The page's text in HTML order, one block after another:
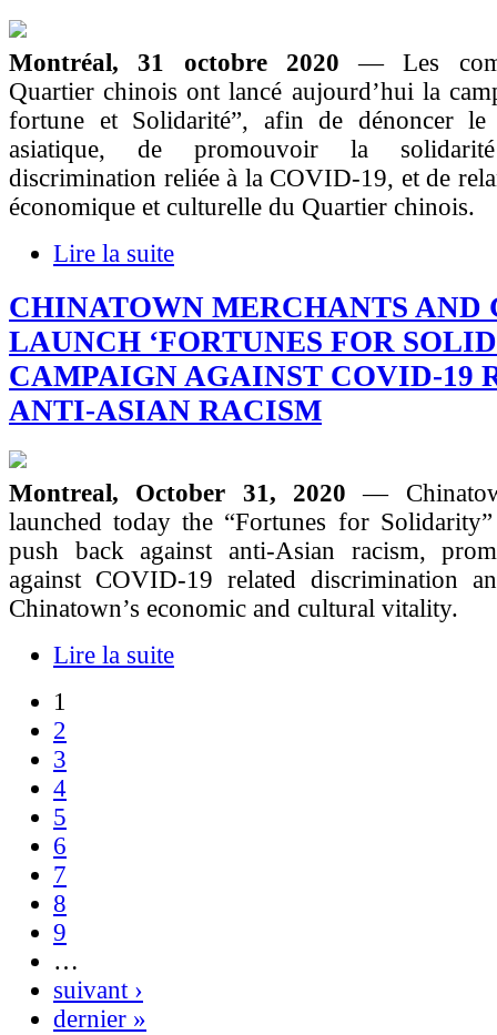
Montréal, 31 octobre 2020— Les
Quartier chinois ont lancé aujourd’hui la
fortune et Solidarité”, afin de dénoncer le
asiatique, de promouvoir la
discrimination reliée à la COVID-19, et de
économique et culturelle du Quartier chinois.
Lire la suite
CHINATOWN MERCHANTS AND
LAUNCH ‘FORTUNES FOR
CAMPAIGN AGAINST COVID-19
ANTI-ASIAN RACISM
Montreal, October 31, 2020—
launched today the “Fortunes for
push back against anti-Asian racism,
against COVID-19 related discrimination
Chinatown’s economic and cultural vitality.
Lire la suite
1
2
3
4
5
6
7
8
9
…
suivant ›
dernier »